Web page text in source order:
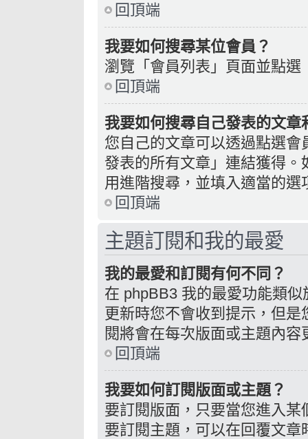
回頂端
我要如何搜尋某位會員？
瀏覽「會員列表」頁面並點選
回頂端
我要如何搜尋自己發表的文章
您自己的文章可以透過點選
發表的所有文章」連結獲得
用進階搜尋，並填入適當的選
回頂端
主題訂閱和我的最愛
我的最愛和訂閱有何不同？
在 phpBB3 我的最愛功能類
更新時您不會收到提示，但
閱將會在每次版面或主題內
回頂端
我要如何訂閱版面或主題？
要訂閱版面，只要當您進入
要訂閱主題，可以在回覆文